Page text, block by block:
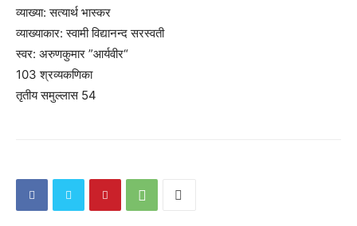
व्याख्या: सत्यार्थ भास्कर
व्याख्याकार: स्वामी विद्यानन्द सरस्वती
स्वर: अरुणकुमार ”आर्यवीर“
103 श्रव्यकणिका
तृतीय समुल्लास 54